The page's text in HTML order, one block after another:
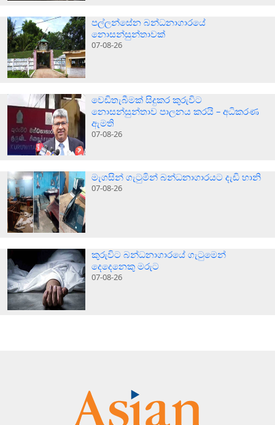
පල්ලන්සේන බන්ධනාගාරයේ
නොසන්සුන්තාවක්
07-08-26
වෙඩිතැබීමක් සිදුකර කුරුවිට
නොසන්සුන්තාව පාලනය කරයි – අධිකරණ
ඇමති
07-08-26
මැගසින් ගැටුමින් බන්ධනාගාරයට දැඩි හානි
07-08-26
කුරුවිට බන්ධනාගාරයේ ගැටුමෙන්
දෙදෙනෙකු මරුට
07-08-26